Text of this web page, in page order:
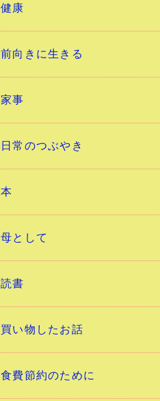
健康
前向きに生きる
家事
日常のつぶやき
本
母として
読書
買い物したお話
食費節約のために